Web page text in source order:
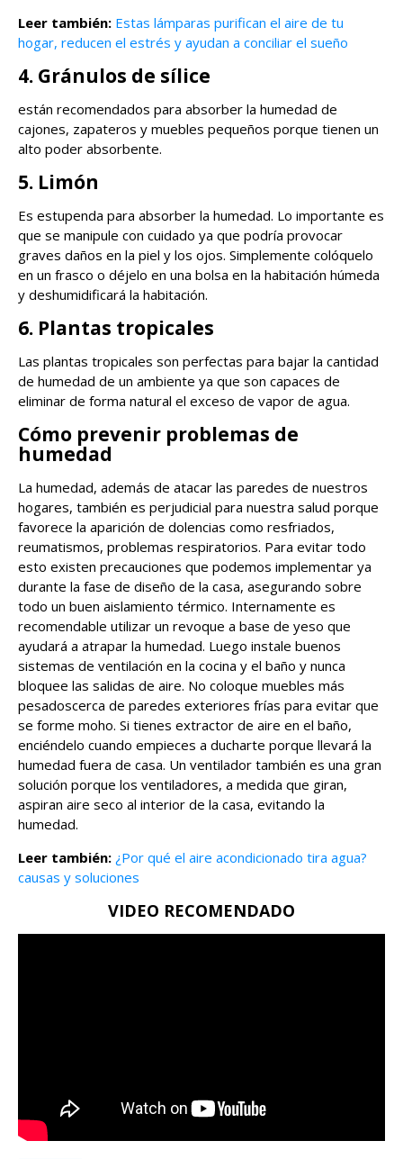
Leer también: Estas lámparas purifican el aire de tu
hogar, reducen el estrés y ayudan a conciliar el sueño
4. Gránulos de sílice
están recomendados para absorber la humedad de
cajones, zapateros y muebles pequeños porque tienen un
alto poder absorbente.
5. Limón
Es estupenda para absorber la humedad. Lo importante es
que se manipule con cuidado ya que podría provocar
graves daños en la piel y los ojos. Simplemente colóquelo
en un frasco o déjelo en una bolsa en la habitación húmeda
y deshumidificará la habitación.
6. Plantas tropicales
Las plantas tropicales son perfectas para bajar la cantidad
de humedad de un ambiente ya que son capaces de
eliminar de forma natural el exceso de vapor de agua.
Cómo prevenir problemas de
humedad
La humedad, además de atacar las paredes de nuestros
hogares, también es perjudicial para nuestra salud porque
favorece la aparición de dolencias como resfriados,
reumatismos, problemas respiratorios. Para evitar todo
esto existen precauciones que podemos implementar ya
durante la fase de diseño de la casa, asegurando sobre
todo un buen aislamiento térmico. Internamente es
recomendable utilizar un revoque a base de yeso que
ayudará a atrapar la humedad. Luego instale buenos
sistemas de ventilación en la cocina y el baño y nunca
bloquee las salidas de aire. No coloque muebles más
pesados ​​cerca de paredes exteriores frías para evitar que
se forme moho. Si tienes extractor de aire en el baño,
enciéndelo cuando empieces a ducharte porque llevará la
humedad fuera de casa. Un ventilador también es una gran
solución porque los ventiladores, a medida que giran,
aspiran aire seco al interior de la casa, evitando la
humedad.
Leer también: ¿Por qué el aire acondicionado tira agua?
causas y soluciones
VIDEO RECOMENDADO